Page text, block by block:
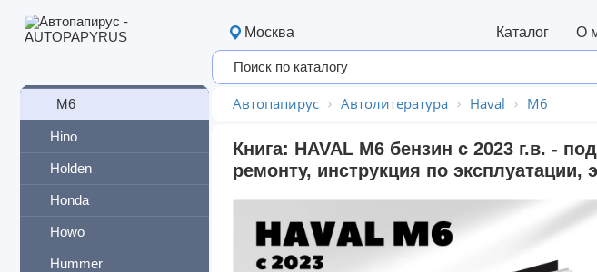
F7
M6
Hino
Holden
Honda
Howo
Hummer
Москва Каталог О
Автопапирус Автолитература Haval M6
Книга: HAVAL M6 бензин с 2023 г.в. -
ремонту, инструкция по